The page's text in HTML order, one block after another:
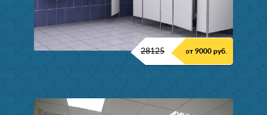
28125 от 9000 руб.